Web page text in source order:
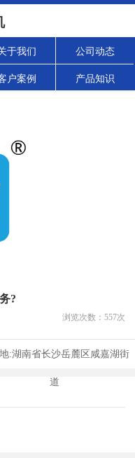
于我们 公司动态
户案例 产品知识
?
浏览次数： 557次
:湖南省长沙岳麓区咸嘉湖街
道